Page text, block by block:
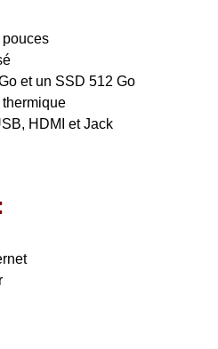
pouces
et un SSD 512 Go
HDMI et Jack